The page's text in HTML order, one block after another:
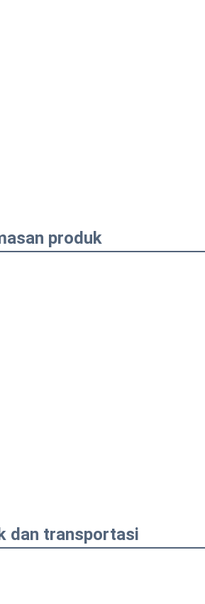
produk
dan transportasi